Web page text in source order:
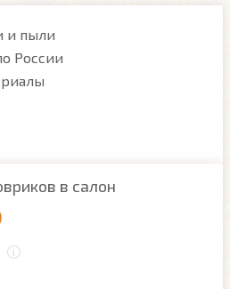
и пыли
России
в салон